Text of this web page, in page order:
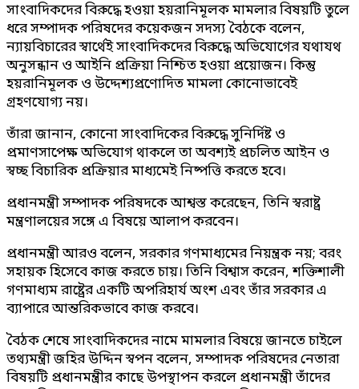
সাংবাদিকদের বিরুদ্ধে হওয়া হয়রানিমূলক মামলার বিষয়টি তুলে
ধরে সম্পাদক পরিষদের কয়েকজন সদস্য বৈঠকে বলেন,
ন্যায়বিচারের স্বার্থেই সাংবাদিকদের বিরুদ্ধে অভিযোগের যথাযথ
অনুসন্ধান ও আইনি প্রক্রিয়া নিশ্চিত হওয়া প্রয়োজন। কিন্তু
হয়রানিমূলক ও উদ্দেশ্যপ্রণোদিত মামলা কোনোভাবেই
গ্রহণযোগ্য নয়।
তাঁরা জানান, কোনো সাংবাদিকের বিরুদ্ধে সুনির্দিষ্ট ও
প্রমাণসাপেক্ষ অভিযোগ থাকলে তা অবশ্যই প্রচলিত আইন ও
স্বচ্ছ বিচারিক প্রক্রিয়ার মাধ্যমেই নিষ্পত্তি করতে হবে।
প্রধানমন্ত্রী সম্পাদক পরিষদকে আশ্বস্ত করেছেন, তিনি স্বরাষ্ট্র
মন্ত্রণালয়ের সঙ্গে এ বিষয়ে আলাপ করবেন।
প্রধানমন্ত্রী আরও বলেন, সরকার গণমাধ্যমের নিয়ন্ত্রক নয়; বরং
সহায়ক হিসেবে কাজ করতে চায়। তিনি বিশ্বাস করেন, শক্তিশালী
গণমাধ্যম রাষ্ট্রের একটি অপরিহার্য অংশ এবং তাঁর সরকার এ
ব্যাপারে আন্তরিকভাবে কাজ করবে।
বৈঠক শেষে সাংবাদিকদের নামে মামলার বিষয়ে জানতে চাইলে
তথ্যমন্ত্রী জহির উদ্দিন স্বপন বলেন, সম্পাদক পরিষদের নেতারা
বিষয়টি প্রধানমন্ত্রীর কাছে উপস্থাপন করলে প্রধানমন্ত্রী তাঁদের